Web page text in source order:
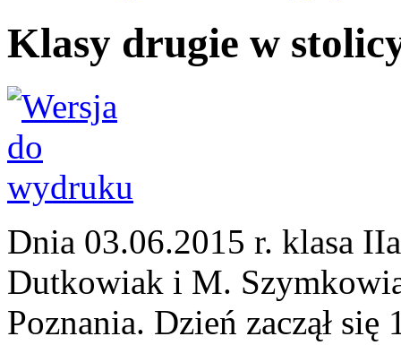
Klasy drugie w
Dnia 03.06.2015 r. klasa
Dutkowiak i M.
Poznania. Dzień zaczął